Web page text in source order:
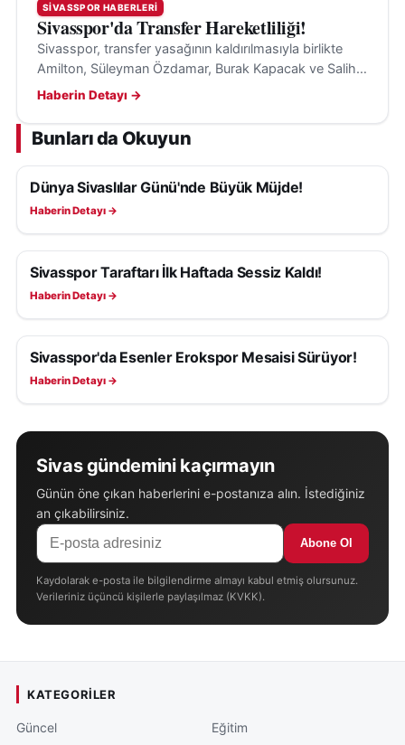
SIVASSPOR HABERLERI
Sivasspor'da Transfer Hareketliliği!
Sivasspor, transfer yasağının kaldırılmasıyla birlikte
Amilton, Süleyman Özdamar, Burak Kapacak ve Salih
Kavrazlı'yı Sivas'a getirerek kadrosunu güçlendirmeye
Haberin Detayı →
Bunları da Okuyun
SIVASSPOR HABERLERI
Dünya Sivaslılar Günü'nde Büyük Müjde!
Haberin Detayı →
SIVASSPOR HABERLERI
Sivasspor Taraftarı İlk Haftada Sessiz Kaldı!
Haberin Detayı →
SIVASSPOR HABERLERI
Sivasspor'da Esenler Erokspor Mesaisi Sürüyor!
Haberin Detayı →
Sivas gündemini kaçırmayın
Günün öne çıkan haberlerini e-postanıza alın. İstediğiniz
an çıkabilirsiniz.
Abone Ol
Kaydolarak e-posta ile bilgilendirme almayı kabul etmiş olursunuz.
Verileriniz üçüncü kişilerle paylaşılmaz (KVKK).
KATEGORILER
Güncel
Eğitim